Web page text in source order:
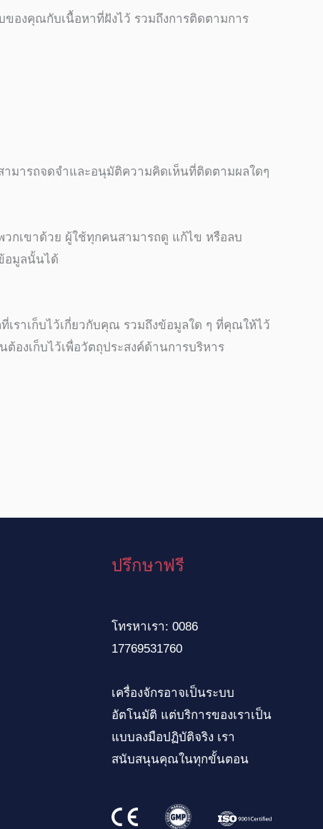
องคุณกับเนื้อหาที่ฝังไว้ รวมถึงการติดตามการ
มารถจดจำและอนุมัติความคิดเห็นที่ติดตามผลใดๆ
วกเขาด้วย ผู้ใช้ทุกคนสามารถดู แก้ไข หรือลบ
อมูลนั้นได้
าเก็บไว้เกี่ยวกับคุณ รวมถึงข้อมูลใด ๆ ที่คุณให้ไว้
องเก็บไว้เพื่อวัตถุประสงค์ด้านการบริหาร
ปรึกษาฟรี
โทรหาเรา: 0086
17769531760
เครื่องจักรอาจเป็นระบบ
อัตโนมัติ แต่บริการของเราเป็น
แบบลงมือปฏิบัติจริง เรา
สนับสนุนคุณในทุกขั้นตอน